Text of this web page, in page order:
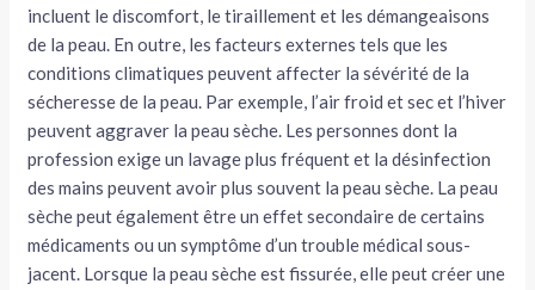
incluent le discomfort, le tiraillement et les démangeaisons
de la peau. En outre, les facteurs externes tels que les
conditions climatiques peuvent affecter la sévérité de la
sécheresse de la peau. Par exemple, l’air froid et sec et l’hiver
peuvent aggraver la peau sèche. Les personnes dont la
profession exige un lavage plus fréquent et la désinfection
des mains peuvent avoir plus souvent la peau sèche. La peau
sèche peut également être un effet secondaire de certains
médicaments ou un symptôme d’un trouble médical sous-
jacent. Lorsque la peau sèche est fissurée, elle peut créer une